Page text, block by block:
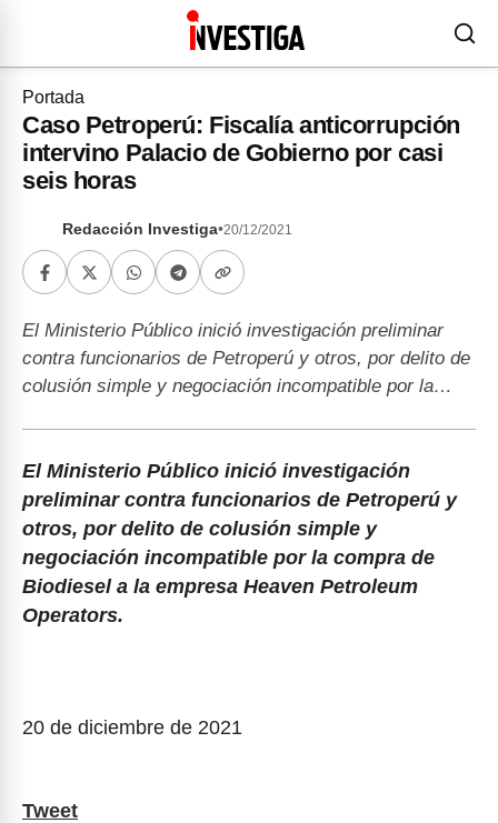
Portada
Caso Petroperú: Fiscalía anticorrupción
intervino Palacio de Gobierno por casi
seis horas
Redacción Investiga•20/12/2021
El Ministerio Público inició investigación preliminar
contra funcionarios de Petroperú y otros, por delito de
colusión simple y negociación incompatible por la…
El Ministerio Público inició investigación
preliminar contra funcionarios de Petroperú y
otros, por delito de colusión simple y
negociación incompatible por la compra de
Biodiesel a la empresa Heaven Petroleum
Operators.
20 de diciembre de 2021
Tweet